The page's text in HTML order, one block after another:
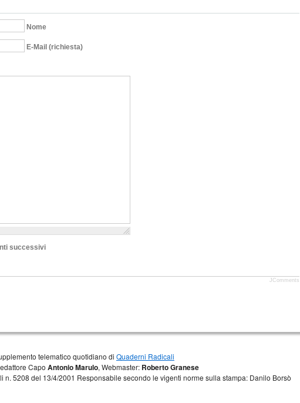
Nome
E-Mail (richiesta)
successivi
JComments
telematico quotidiano di Quaderni Radicali
Capo Antonio Marulo, Webmaster: Roberto Granese
n. 5208 del 13/4/2001 Responsabile secondo le vigenti norme sulla stampa: Danilo Borsò